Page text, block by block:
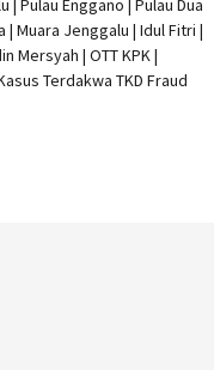
| Pulau Enggano | Pulau Dua
| Muara Jenggalu | Idul Fitri |
Mersyah | OTT KPK|
Terdakwa TKD Fraud